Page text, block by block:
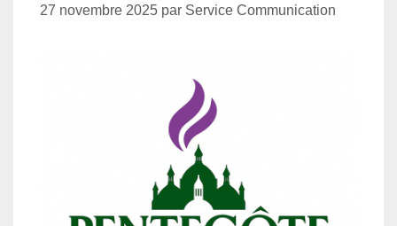
27 novembre 2025 par Service Communication